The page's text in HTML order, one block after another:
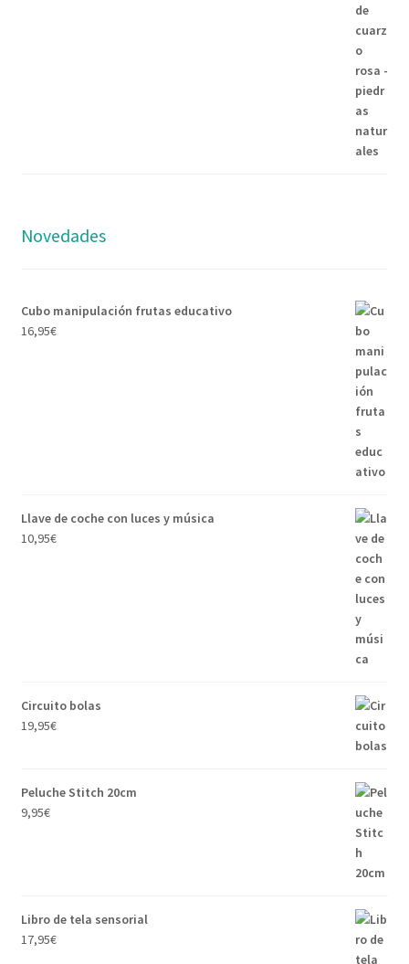
Novedades
Cubo manipulación frutas educativo
16,95€
Llave de coche con luces y música
10,95€
Circuito bolas
19,95€
Peluche Stitch 20cm
9,95€
Libro de tela sensorial
17,95€